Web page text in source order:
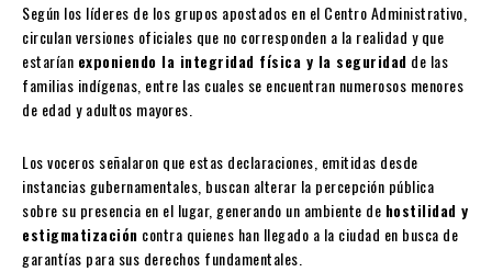
Según los líderes de los grupos apostados en el Centro Administrativo,
circulan versiones oficiales que no corresponden a la realidad y que
estarían exponiendo la integridad física y la seguridad de las
familias indígenas, entre las cuales se encuentran numerosos menores
de edad y adultos mayores.
Los voceros señalaron que estas declaraciones, emitidas desde
instancias gubernamentales, buscan alterar la percepción pública
sobre su presencia en el lugar, generando un ambiente de hostilidad y
estigmatización contra quienes han llegado a la ciudad en busca de
garantías para sus derechos fundamentales.